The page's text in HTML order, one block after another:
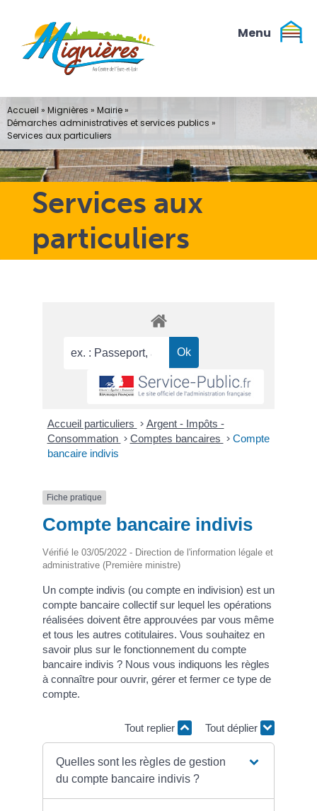
contenu
Services aux
particuliers
Accueil » Mignières » Mairie»
Démarches administratives et services publics »
Services aux particuliers
Accueil particuliers > Argent - Impôts -
Consommation > Comptes bancaires > Compte
bancaire indivis
Fiche pratique
Compte bancaire indivis
Vérifié le 03/05/2022 - Direction de l'information légale et
administrative (Première ministre)
Un compte indivis (ou compte en indivision) est un
compte bancaire collectif sur lequel les opérations
réalisées doivent être approuvées par vous même
et tous les autres cotitulaires. Vous souhaitez en
savoir plus sur le fonctionnement du compte
bancaire indivis ? Nous vous indiquons les règles
à connaître pour ouvrir, gérer et fermer ce type de
compte.
Tout replier Tout déplier
Quelles sont les règles de gestion
du compte bancaire indivis ?